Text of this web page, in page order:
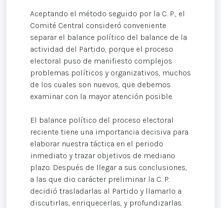
Aceptando el método seguido por la C. P., el
Comité Central consideró conveniente
separar el balance político del balance de la
actividad del Partido, porque el proceso
electoral puso de manifiesto complejos
problemas políticos y organizativos, muchos
de los cuales son nuevos, que debemos
examinar con la mayor atención posible.
El balance político del proceso electoral
reciente tiene una importancia decisiva para
elaborar nuestra táctica en el periodo
inmediato y trazar objetivos de mediano
plazo. Después de llegar a sus conclusiones,
a las que dio carácter preliminar la C. P.
decidió trasladarlas al Partido y llamarlo a
discutirlas, enriquecerlas, y profundizarlas.